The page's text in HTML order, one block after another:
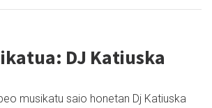
DJ Katiuska
musikatu saio honetan Dj Katiuska